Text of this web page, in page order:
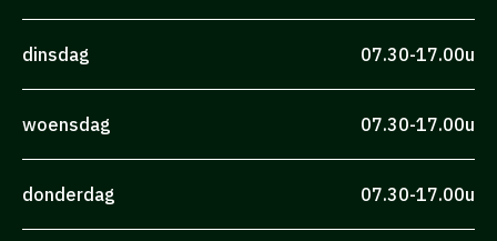
dinsdag 07.30-17.00u
woensdag 07.30-17.00u
donderdag 07.30-17.00u